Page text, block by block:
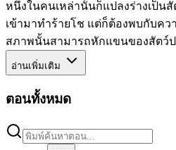
หนึ่งในคนเหล่านั้นก็แปลงร่างเป็น
เข้ามาทำร้ายโช แต่ก็ต้องพบกับค
สภาพนั้นสามารถหักแขนของสัตว์ป
อ่านเพิ่มเติม
ตอนทั้งหมด